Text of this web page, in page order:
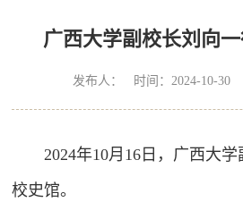
广西大学副校长刘向
发布人： 时间：2024-10-30
2024年10月16日，广西大
校史馆。